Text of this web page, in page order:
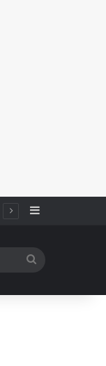
Sidebar